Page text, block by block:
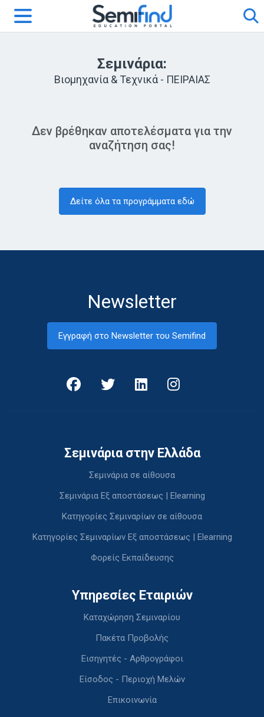
Σεμινάρια:
Βιομηχανία & Τεχνικά - ΠΕΙΡΑΙΑΣ
Δεν βρέθηκαν αποτελέσματα για την
αναζήτηση σας!
Δείτε όλα τα προγράμματα εδώ
Newsletter
Εγγραφή στο Newsletter του Semifind
Σεμινάρια στην Ελλάδα
Σεμινάρια σε αίθουσα
Σεμινάρια Εξ αποστάσεως | Elearning
Κατηγορίες Σεμιναρίων σε αίθουσα
Κατηγορίες Σεμιναρίων Εξ αποστάσεως | Elearning
Φορείς Εκπαίδευσης
Υπηρεσίες Εταιριών
Καταχώρηση Σεμιναρίου
Πακέτα Προβολής
Εισηγητές - Αρθρογράφοι
Είσοδος - Περιοχή Μελών
Επικοινωνία